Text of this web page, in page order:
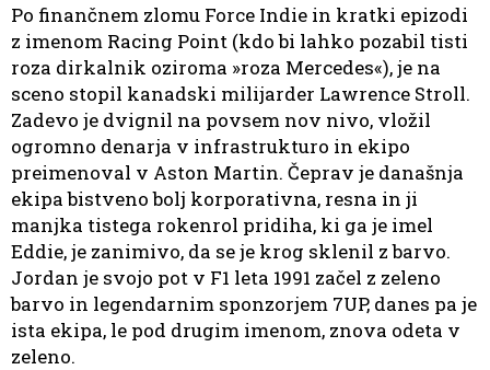
Po finančnem zlomu Force Indie in kratki epizodi
z imenom Racing Point (kdo bi lahko pozabil tisti
roza dirkalnik oziroma »roza Mercedes«), je na
sceno stopil kanadski milijarder Lawrence Stroll.
Zadevo je dvignil na povsem nov nivo, vložil
ogromno denarja v infrastrukturo in ekipo
preimenoval v Aston Martin. Čeprav je današnja
ekipa bistveno bolj korporativna, resna in ji
manjka tistega rokenrol pridiha, ki ga je imel
Eddie, je zanimivo, da se je krog sklenil z barvo.
Jordan je svojo pot v F1 leta 1991 začel z zeleno
barvo in legendarnim sponzorjem 7UP, danes pa je
ista ekipa, le pod drugim imenom, znova odeta v
zeleno.